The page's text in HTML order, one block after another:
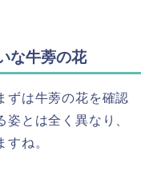
な牛蒡の花
ずは牛蒡の花を確認
とは全く異なり、
ね。